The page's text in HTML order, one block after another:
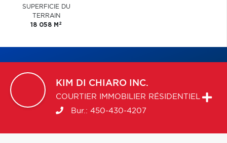
SUPERFICIE DU
TERRAIN
18 058 M 2
KIM DI CHIARO INC.
COURTIER IMMOBILIER RÉSIDENTIEL
Bur.: 450-430-4207